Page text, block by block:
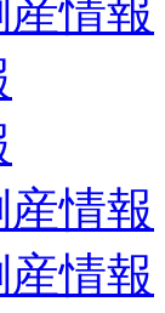
情報
情報
情報